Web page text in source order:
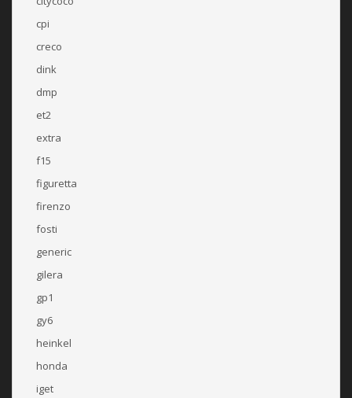
cpi
creco
dink
dmp
et2
extra
f15
figuretta
firenzo
fosti
generic
gilera
gp1
gy6
heinkel
honda
iget